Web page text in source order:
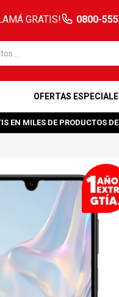
GRATIS! 0800-
OFERTAS
EN MILES DE PRODUCTOS